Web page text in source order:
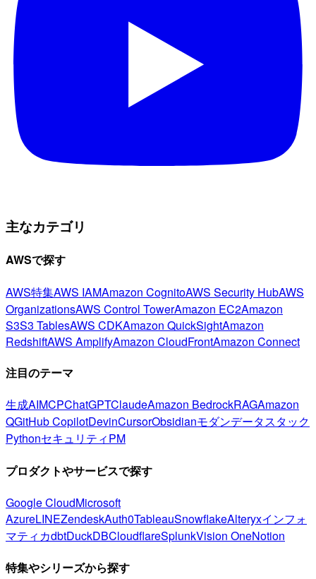
主なカテゴリ
AWSで探す
AWS特集AWS IAMAmazon CognitoAWS Security HubAWS
OrganizationsAWS Control TowerAmazon EC2Amazon
S3S3 TablesAWS CDKAmazon QuickSightAmazon
RedshiftAWS AmplifyAmazon CloudFrontAmazon Connect
注目のテーマ
生成AIMCPChatGPTClaudeAmazon BedrockRAGAmazon
QGitHub CopilotDevinCursorObsidianモダンデータスタック
PythonセキュリティPM
プロダクトやサービスで探す
Google CloudMicrosoft
AzureLINEZendeskAuth0TableauSnowflakeAlteryxインフォ
マティカdbtDuckDBCloudflareSplunkVision OneNotion
特集やシリーズから探す